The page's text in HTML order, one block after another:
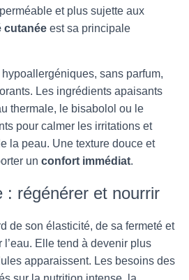
et plus sujette aux
cutanée est sa principale
sans parfum,
Les ingrédients apaisants
thermale, le bisabolol ou le
pour calmer les irritations et
la peau. Une texture douce et
un confort immédiat.
: régénérer et nourrir
de son élasticité, de sa fermeté et
Elle tend à devenir plus
apparaissent. Les besoins des